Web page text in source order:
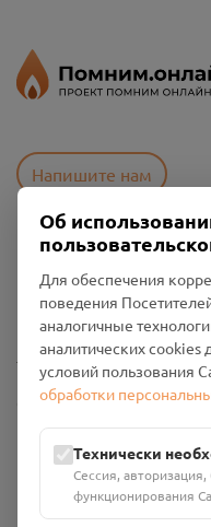
Напишите нам
Политика
Промо-материалы
Настройки cookies
Общество с
Проект Помним»
ИНН: 6700029207 ОГРН:
Юридический адрес:
Руднянский, г. Рудня,
Номер счёта:
Об
Для обеспечения
поведения
аналогичные
аналитических cookies
условий пользования
обработки
Технически
Сессия,
функционирования